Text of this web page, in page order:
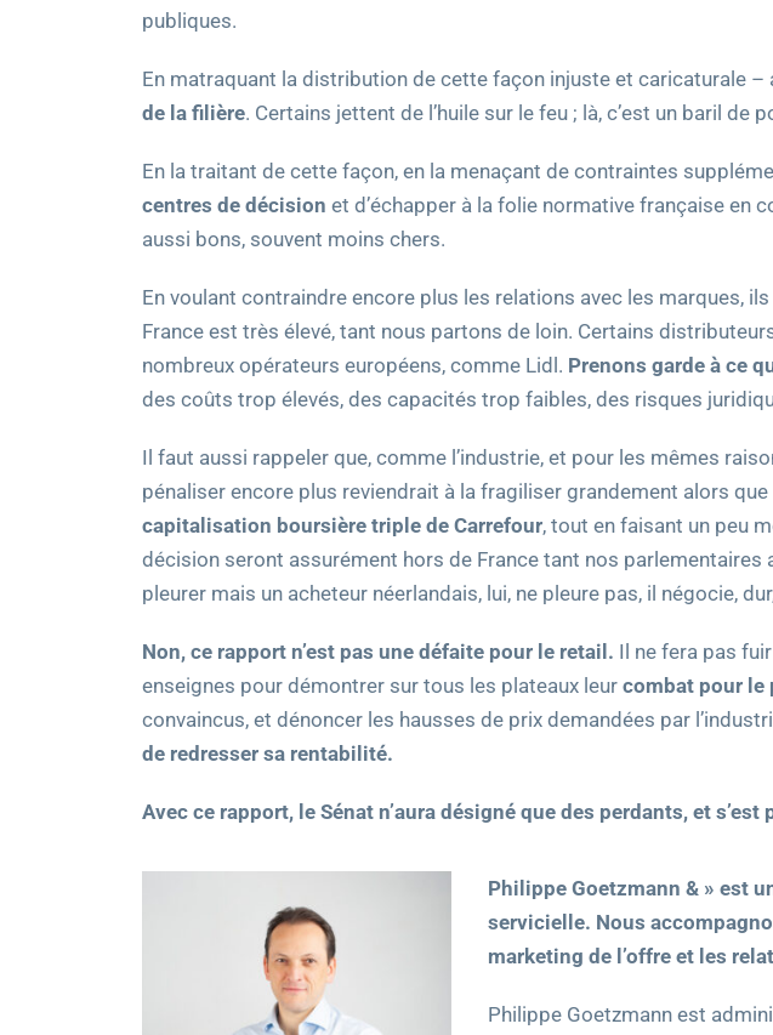
publiques.
En matraquant la distribution de cette façon injuste et caricaturale –
de la filière. Certains jettent de l’huile sur le feu ; là, c’est un baril de
En la traitant de cette façon, en la menaçant de contraintes
centres de décision et d’échapper à la folie normative française en
aussi bons, souvent moins chers.
En voulant contraindre encore plus les relations avec les marques, ils
France est très élevé, tant nous partons de loin. Certains
nombreux opérateurs européens, comme Lidl. Prenons garde à ce
des coûts trop élevés, des capacités trop faibles, des risques
Il faut aussi rappeler que, comme l’industrie, et pour les mêmes
pénaliser encore plus reviendrait à la fragiliser grandement alors
capitalisation boursière triple de Carrefour, tout en faisant un peu
décision seront assurément hors de France tant nos
pleurer mais un acheteur néerlandais, lui, ne pleure pas, il négocie,
Non, ce rapport n’est pas une défaite pour le retail. Il ne fera pas
enseignes pour démontrer sur tous les plateaux leur combat pour le
convaincus, et dénoncer les hausses de prix demandées par
de redresser sa rentabilité.
Avec ce rapport, le Sénat n’aura désigné que des perdants, et
Philippe Goetzmann & » est
servicielle. Nous
marketing de l’offre et les
Philippe Goetzmann est